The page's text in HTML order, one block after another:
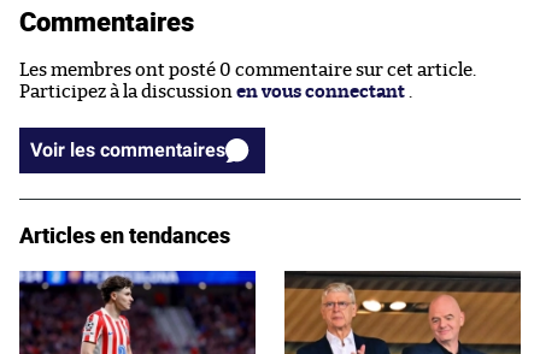
Commentaires
Les membres ont posté 0 commentaire sur cet article.
Participez à la discussion en vous connectant
Voir les commentaires
Articles en tendances